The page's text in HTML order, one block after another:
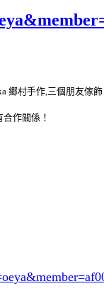
鄉村手作,三個朋友傢
作關係！